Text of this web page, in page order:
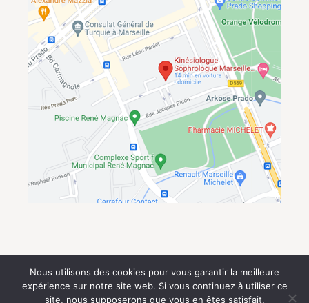
kinesiologie-marseille.com © 2018-2026 Audrey Langen |
Nous utilisons des cookies pour vous garantir la meilleure
expérience sur notre site web. Si vous continuez à utiliser ce
site, nous supposerons que vous en êtes satisfait.